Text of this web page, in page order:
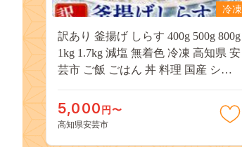
冷凍
訳あり 釜揚げ しらす 400g 500g 800g
1kg 1.7kg 減塩 無着色 冷凍 高知県 安
芸市 ご飯 ごはん 丼 料理 国産 シラ
タ sirasu shirasu 松村海産 シラス 人気
おすすめ シラス しらす しらすごは
5,000 円〜
高知県安芸市